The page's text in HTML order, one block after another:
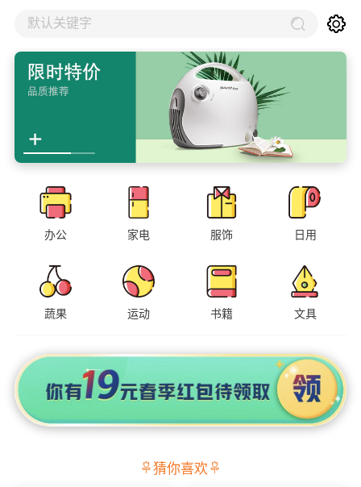
默认关键字
办公 家电 服饰 日用
蔬果 运动 书籍 文具
猜你喜欢